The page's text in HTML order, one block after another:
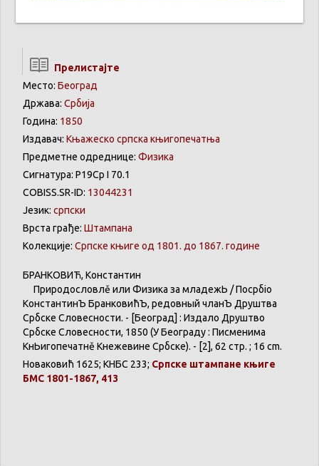
Прелистајте
Место: Београд
Држава: Србија
Година: 1850
Издавач: Књажеско српска књигопечатња
Предметне одреднице: Физика
Сигнатура: Р19Ср I 70.1
COBISS.SR-ID: 13044231
Језик: српски
Врста грађе: Штампана
Колекције: Српске књиге од 1801. до 1867. године
БРАНКОВИЋ, Константин
Природословлě или Физика за младежЬ /Посрбіо
КонстантинЪ БранковићЪ, редовный чланЪ Друштва
Србске Словесности. - [Београд] : Издало Друштво
Србске Словесности, 1850 (УБеограду: Писменима
КнЬигопечатнě Кнежевине Србске). - [2], 62 стр. ; 16 cm.
Новаковић 1625; КНБС 233; Српске штампане књиге
БМС 1801-1867, 413